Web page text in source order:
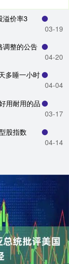
溢价率3
03-19
调整的公告
04-20
多睡一小时
04-04
用耐用的品
03-17
股指数
04-14